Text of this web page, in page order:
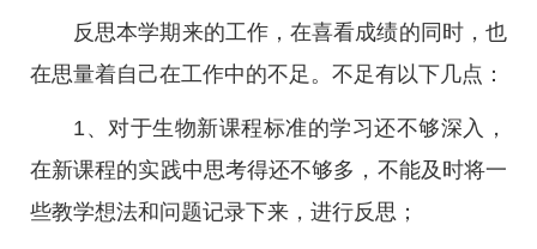
反思本学期来的工作，在喜看成绩的同时，也
在思量着自己在工作中的不足。不足有以下几点：
1、对于生物新课程标准的学习还不够深入，
在新课程的实践中思考得还不够多，不能及时将一
些教学想法和问题记录下来，进行反思；